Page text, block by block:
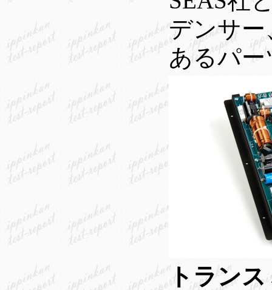
デンサ
あるパ
トラン